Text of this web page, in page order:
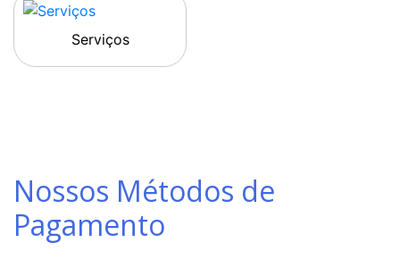
Serviços
Nossos Métodos de
Pagamento